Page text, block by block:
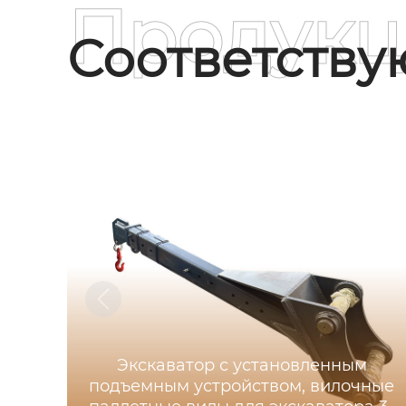
Экскаватор с установленным
подъемным устройством, вилочные